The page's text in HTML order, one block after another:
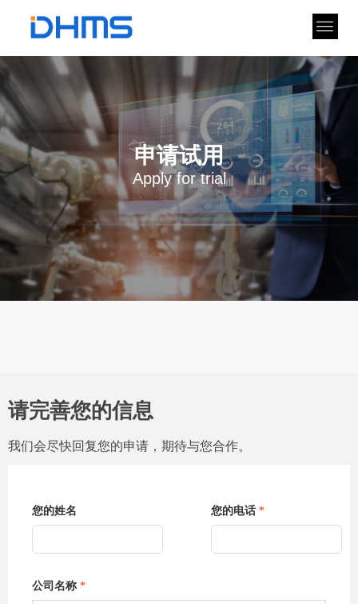
申请试用
Apply for trial
请完善您的信息
我们会尽快回复您的申请，期待与您合作。
您的姓名 您的电话 *
公司名称 *